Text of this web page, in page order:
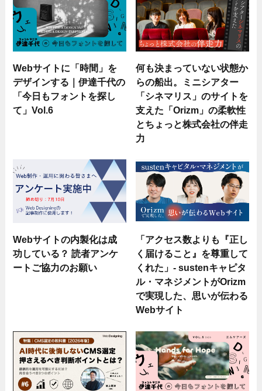
Webサイトに「時間」を
デザインする｜伊達千代の
「今日もフォントを探し
て」Vol.6
何も決まっていない状態か
らの船出。ミニシアター
「シネマリス」のサイトを
支えた「Orizm」の柔軟性
とちょっと株式会社の伴走
力
Webサイトの内製化は成
功している？ 読者アンケ
ートご協力のお願い
「アクセス数よりも『正し
く届けること』を尊重して
くれた」- sustenキャピタ
ル・マネジメントがOrizm
で実現した、思いが伝わる
Webサイト